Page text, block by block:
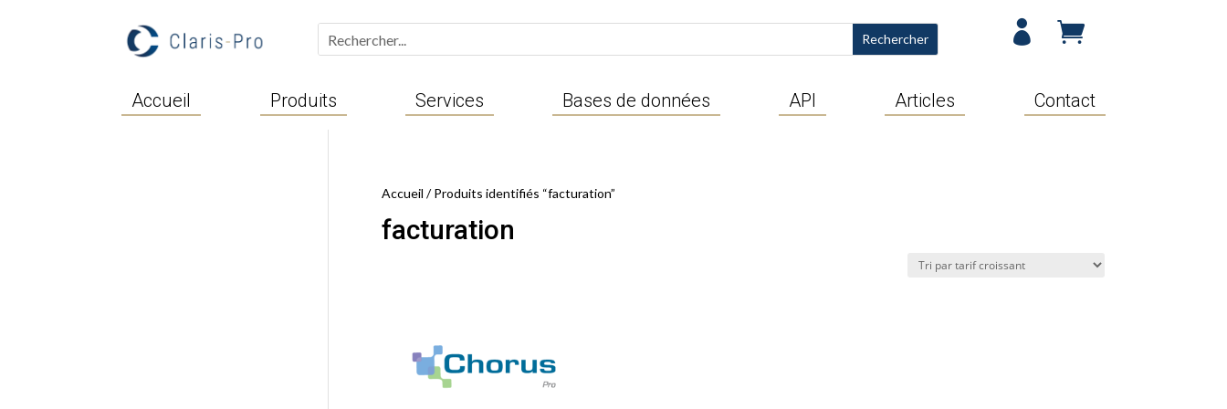
 
Accueil Produits Services Bases de données API Articles Contact
Accueil / Produits identifiés “facturation”
facturation